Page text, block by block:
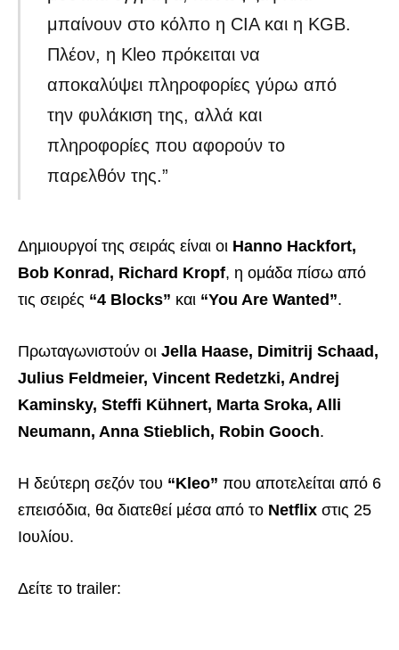
μπαίνουν στο κόλπο η CIA και η KGB.
Πλέον, η Kleo πρόκειται να
αποκαλύψει πληροφορίες γύρω από
την φυλάκιση της, αλλά και
πληροφορίες που αφορούν το
παρελθόν της.”
Δημιουργοί της σειράς είναι οι Hanno Hackfort,
Bob Konrad, Richard Kropf, η ομάδα πίσω από
τις σειρές “4 Blocks” και “You Are Wanted”.
Πρωταγωνιστούν οι Jella Haase, Dimitrij Schaad,
Julius Feldmeier, Vincent Redetzki, Andrej
Kaminsky, Steffi Kühnert, Marta Sroka, Alli
Neumann, Anna Stieblich, Robin Gooch.
Η δεύτερη σεζόν του “Kleo” που αποτελείται από 6
επεισόδια, θα διατεθεί μέσα από το Netflix στις 25
Ιουλίου.
Δείτε το trailer: